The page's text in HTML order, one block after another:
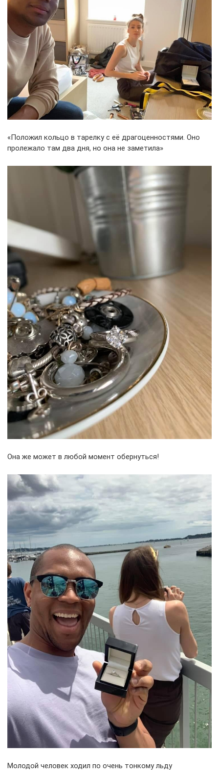
«Положил кольцо в тарелку с её драгоценностями. Оно
пролежало там два дня, но она не заметила»
Она же может в любой момент обернуться!
Молодой человек ходил по очень тонкому льду